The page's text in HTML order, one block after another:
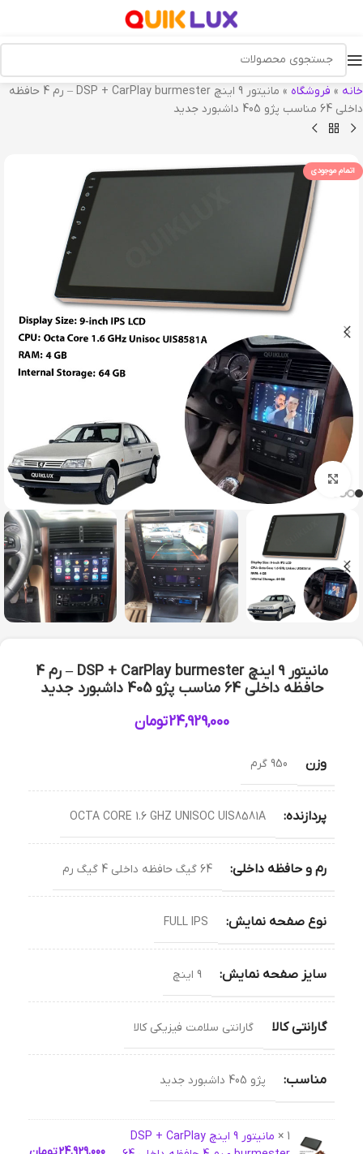
خانه » فروشگاه »
مانیتور 9 اینچ DSP + CarPlay burmester – رم 4 حافظه
داخلی 64 مناسب پژو 405 داشبورد جدید
اتمام موجودی
بزرگنمایی تصویر
مانیتور 9 اینچ DSP + CarPlay burmester – رم 4
حافظه داخلی 64 مناسب پژو 405 داشبورد جدید
24,929,000تومان
وزن 950 گرم
پردازنده: OCTA CORE 1.6 GHZ UNISOC UIS8581A
رم و حافظه داخلی: 64 گیگ حافظه داخلی 4 گیگ رم
نوع صفحه نمایش: FULL IPS
سایز صفحه نمایش: 9 اینچ
گارانتی کالا گارانتی سلامت فیزیکی کالا
مناسب: پژو 405 داشبورد جدید
1 ×
مانیتور 9 اینچ DSP + CarPlay